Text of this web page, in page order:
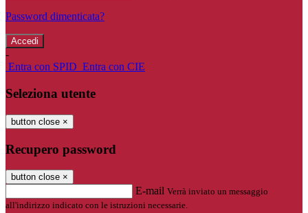
Password dimenticata?
-
Entra con SPID Entra con CIE
Seleziona utente
button close ×
Recupero password
button close ×
E-mail Verrà inviato un messaggio
all'indirizzo indicato con le istruzioni necessarie.